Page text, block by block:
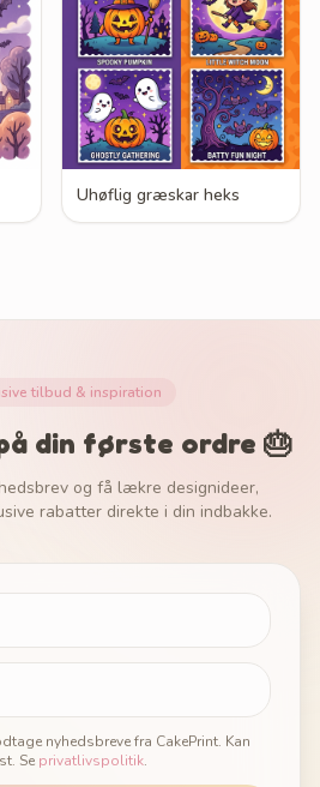
Uhøflig græskar heks
tilbud & inspiration
din første ordre 🎂
og få lækre designideer,
rabatter direkte i din indbakke.
nyhedsbreve fra CakePrint. Kan
Se privatlivspolitik.